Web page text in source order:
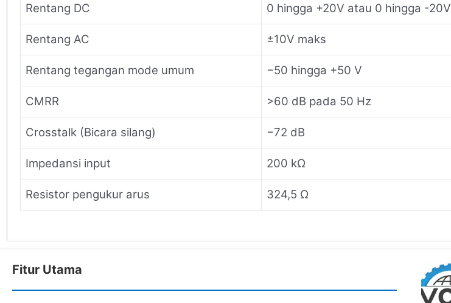
Rentang DC 0 hingga +20V atau 0 hingga -20V
Rentang AC ±10V maks
Rentang tegangan mode umum −50 hingga +50 V
CMRR >60 dB pada 50 Hz
Crosstalk (Bicara silang) −72 dB
Impedansi input 200 kΩ
Resistor pengukur arus 324,5 Ω
Fitur Utama